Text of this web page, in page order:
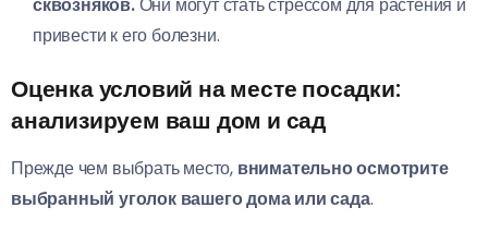
привести к его болезни.
Оценка условий на месте посадки:
анализируем ваш дом и сад
Прежде чем выбрать место, внимательно осмотрите
выбранный уголок вашего дома или сада.